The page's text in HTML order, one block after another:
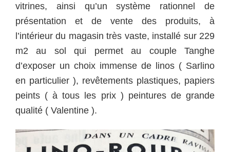
vitrines, ainsi qu’un système rationnel de
présentation et de vente des produits, à
l’intérieur du magasin très vaste, installé sur 229
m2 au sol qui permet au couple Tanghe
d’exposer un choix immense de linos ( Sarlino
en particulier ), revêtements plastiques, papiers
peints ( à tous les prix ) peintures de grande
qualité ( Valentine ).